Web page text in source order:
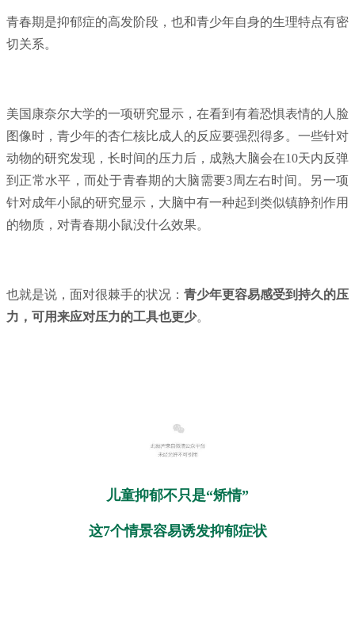
青春期是抑郁症的高发阶段，也和青少年自身的生理特点有密
切关系。
美国康奈尔大学的一项研究显示，在看到有着恐惧表情的人脸
图像时，青少年的杏仁核比成人的反应要强烈得多。一些针对
动物的研究发现，长时间的压力后，成熟大脑会在10天内反弹
到正常水平，而处于青春期的大脑需要3周左右时间。另一项
针对成年小鼠的研究显示，大脑中有一种起到类似镇静剂作用
的物质，对青春期小鼠没什么效果。
也就是说，面对很棘手的状况： 青少年更容易感受到持久的压
力，可用来应对压力的工具也更少。
儿童抑郁不只是“矫情”
这7个情景容易诱发抑郁症状